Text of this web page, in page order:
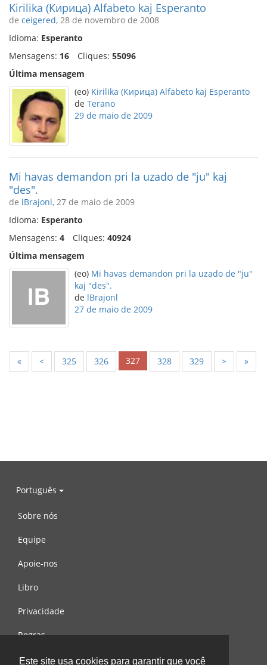
Este site usa cookies para garantir que você
Kirilika (Кирица) Alfabeto kaj Esperanto
de ceigered, 28 de novembro de 2008
Idioma: Esperanto
Mensagens: 16 Cliques: 55096
Última mensagem
(eo) Kirilika (Кирица) Alfabeto kaj Esperanto
de Terano
29 de maio de 2009
Mi havas demandon pri la uzado de "ju" kaj
"des".
de lBrajonl, 27 de maio de 2009
Idioma: Esperanto
Mensagens: 4 Cliques: 40924
Última mensagem
(eo) Mi havas demandon pri la uzado de "ju"
kaj "des".
de lBrajonl
27 de maio de 2009
« < 325 326 327 328 329 > »
Português
Sobre nós
Equipe
Apoie-nos
Libro
Privacidade
Regras
Contacte-nos